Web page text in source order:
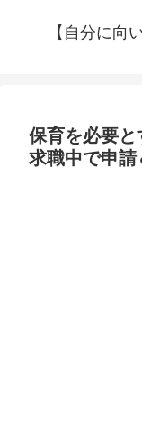
【自分に向
保育を必要と
求職中で申請